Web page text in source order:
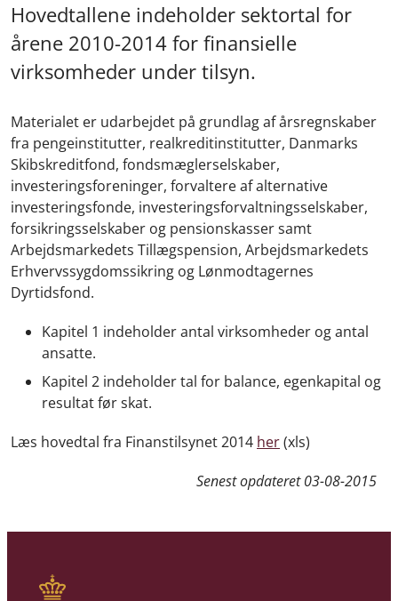
Hovedtallene indeholder sektortal for
årene 2010-2014 for finansielle
virksomheder under tilsyn.
Materialet er udarbejdet på grundlag af årsregnskaber
fra pengeinstitutter, realkreditinstitutter, Danmarks
Skibskreditfond, fondsmæglerselskaber,
investeringsforeninger, forvaltere af alternative
investeringsfonde, investeringsforvaltningsselskaber,
forsikringsselskaber og pensionskasser samt
Arbejdsmarkedets Tillægspension, Arbejdsmarkedets
Erhvervssygdomssikring og Lønmodtagernes
Dyrtidsfond.
Kapitel 1 indeholder antal virksomheder og antal
ansatte.
Kapitel 2 indeholder tal for balance, egenkapital og
resultat før skat.
Læs hovedtal fra Finanstilsynet 2014 her(xls)
Senest opdateret03-08-2015